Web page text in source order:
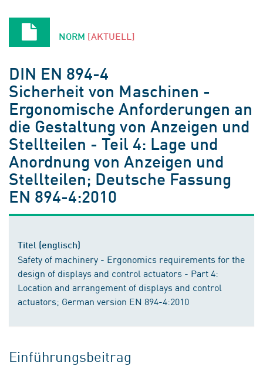
NORM [AKTUELL]
DIN EN 894-4
Sicherheit von Maschinen -
Ergonomische Anforderungen an
die Gestaltung von Anzeigen und
Stellteilen - Teil 4: Lage und
Anordnung von Anzeigen und
Stellteilen; Deutsche Fassung
EN 894-4:2010
Titel (englisch)
Safety of machinery - Ergonomics requirements for the
design of displays and control actuators - Part 4:
Location and arrangement of displays and control
actuators; German version EN 894-4:2010
Einführungsbeitrag